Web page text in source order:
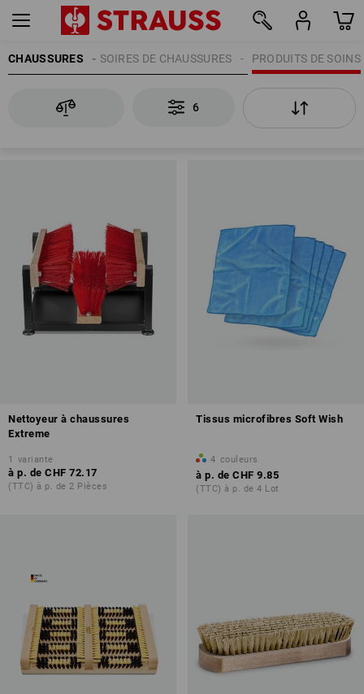
CHAUSSURES PRODUITS DE SOINS
ACCESSOIRES DE CHAUSSURES
6
Nettoyeur à chaussures
Extreme
1 variante
à p. de CHF 72.17
(TTC) à p. de 2 Pièces
Tissus microfibres Soft Wish
4 couleurs
à p. de CHF 9.85
(TTC) à p. de 4 Lot